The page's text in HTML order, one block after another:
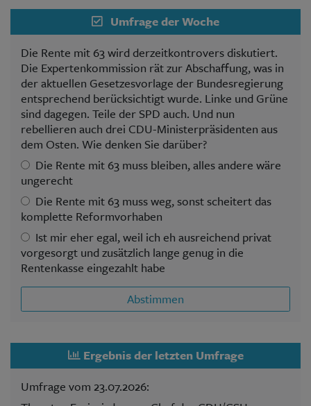
Umfrage der Woche
Die Rente mit 63 wird derzeitkontrovers diskutiert.
Die Expertenkommission rät zur Abschaffung, was in
der aktuellen Gesetzesvorlage der Bundesregierung
entsprechend berücksichtigt wurde. Linke und Grüne
sind dagegen. Teile der SPD auch. Und nun
rebellieren auch drei CDU-Ministerpräsidenten aus
dem Osten. Wie denken Sie darüber?
Die Rente mit 63 muss bleiben, alles andere wäre
ungerecht
Die Rente mit 63 muss weg, sonst scheitert das
komplette Reformvorhaben
Ist mir eher egal, weil ich eh ausreichend privat
vorgesorgt und zusätzlich lange genug in die
Rentenkasse eingezahlt habe
Abstimmen
Ergebnis der letzten Umfrage
Umfrage vom 23.07.2026: